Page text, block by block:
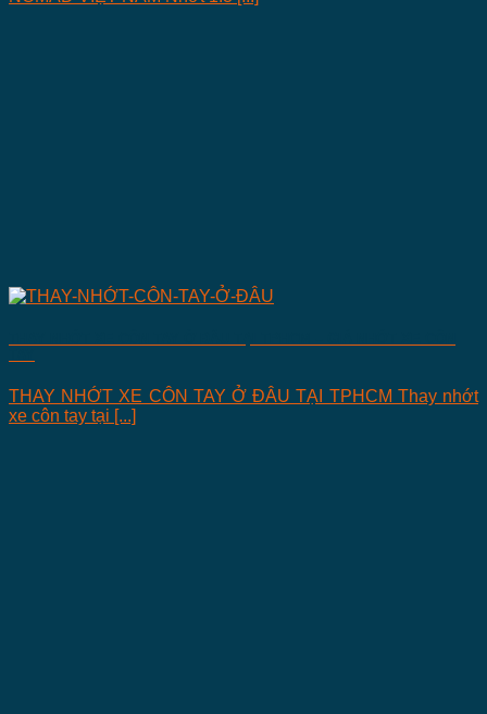
THAY NHỚT XE CÔN TAY Ở ĐÂU TẠI TPHCM Thay nhớt
xe côn tay tại [...]